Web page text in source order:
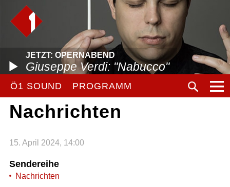
JETZT: OPERNABEND
Giuseppe Verdi: "Nabucco"
Ö1 SOUND PROGRAMM
Nachrichten
15. April 2024, 14:00
Sendereihe
Nachrichten